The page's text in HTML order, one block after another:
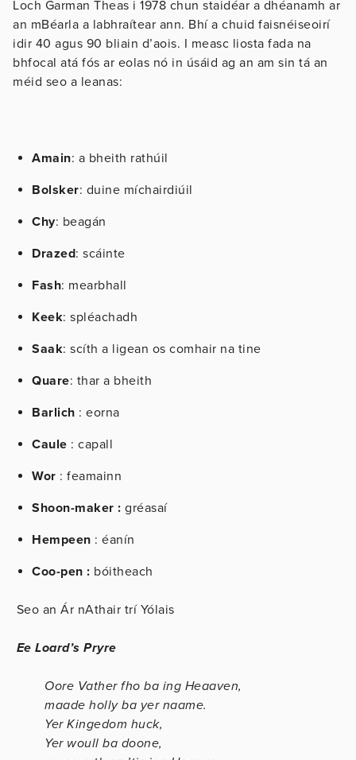
Loch Garman Theas i 1978 chun staidéar a dhéanamh ar
an mBéarla a labhraítear ann. Bhí a chuid faisnéiseoirí
idir 40 agus 90 bliain d’aois. I measc liosta fada na
bhfocal atá fós ar eolas nó in úsáid ag an am sin tá an
méid seo a leanas:
Amain: a bheith rathúil
Bolsker: duine míchairdiúil
Chy: beagán
Drazed: scáinte
Fash: mearbhall
Keek: spléachadh
Saak: scíth a ligean os comhair na tine
Quare: thar a bheith
Barlich : eorna
Caule : capall
Wor : feamainn
Shoon-maker : gréasaí
Hempeen : éanín
Coo-pen : bóitheach
Seo an Ár nAthair trí Yólais
Ee Loard’s Pryre
Oore Vather fho ba ing Heaaven,
maade holly ba yer naame.
Yer Kingedom huck,
Yer woull ba doone,